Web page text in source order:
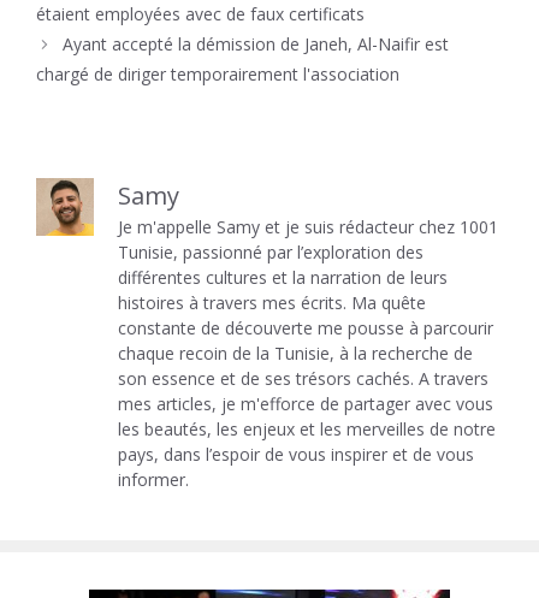
étaient employées avec de faux certificats
Ayant accepté la démission de Janeh, Al-Naifir est
chargé de diriger temporairement l'association
Samy
Je m'appelle Samy et je suis rédacteur chez 1001
Tunisie, passionné par l’exploration des
différentes cultures et la narration de leurs
histoires à travers mes écrits. Ma quête
constante de découverte me pousse à parcourir
chaque recoin de la Tunisie, à la recherche de
son essence et de ses trésors cachés. A travers
mes articles, je m'efforce de partager avec vous
les beautés, les enjeux et les merveilles de notre
pays, dans l’espoir de vous inspirer et de vous
informer.